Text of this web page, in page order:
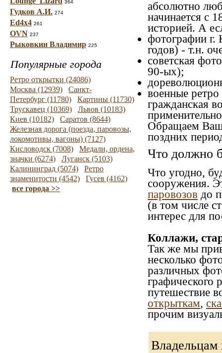
364
Гудков А.И. 274
Ed4x4 261
OVN 237
Рыковкин Владимир 225
Популярные города
Ретро открытки (24086)
Москва (12939)
Санкт-
Петербург (11780)
Картины (11730)
Трускавец (10369)
Львов (10183)
Киев (10182)
Саратов (8644)
Железная дорога (поезда, паровозы,
локомотивы, вагоны) (7127)
Кисловодск (7008)
Медали, ордена,
значки (6274)
Луганск (5103)
Калининград (5074)
Ретро
знаменитости (4542)
Гусев (4162)
все города >>
абсолютно
начинается с
историей. А
фотографии г.
годов) - т.н.
советская
90-ых);
военные
гражданская
Обращаем
поздних
Что должно
Что угодно,
сооружения.
паровозов до
(в том числе
интерес для
Коллажи,
Так же мы
несколько
различных
графического
путешествие
открыткам,
прочим
Владельцам